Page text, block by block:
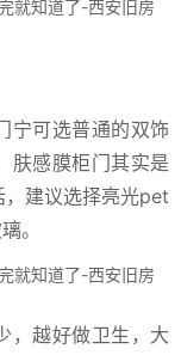
宁可选普通的双饰
肤感膜柜门其实是
建议选择亮光pet
。
，越好做卫生，大